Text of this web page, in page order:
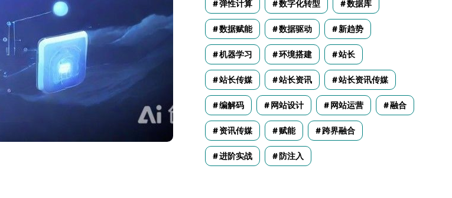
弹性计算 数字化转型 数据库
数据赋能 数据驱动 新趋势
机器学习 环境搭建 站长
站长传媒 站长资讯 站长资讯传媒
编解码 网站设计 网站运营 融合
资讯传媒 赋能 跨界融合
进阶实战 防注入